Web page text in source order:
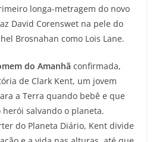
longa-metragem do novo
David Corenswet na pele do
Brosnahan como Lois Lane.
do Amanhã confirmada,
de Clark Kent, um jovem
a Terra quando bebê e que
herói salvando o planeta.
do Planeta Diário, Kent divide